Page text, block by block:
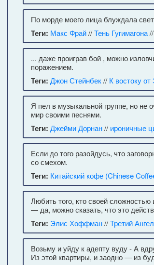
По морде моего лица блуждала
Теги: Макс Фрай//Тень Гугимагона//
... даже проиграв бой , можно
поражением.
Теги: Джон Стейнбек// К востоку
Я пел в музыкальной группе, но
мир своими песнями.
Теги: Джейми Дорнан// ироничные
Если до того разойдусь, что
со смехом.
Теги: Китайский кофе (Chinese
Любить того, кто своей
— да, можно сказать, что это
Теги: Элис Хоффман//Третий Ангел
Возьму и уйду к адепту вуду - А
Из этой квартиры, и заодно — из